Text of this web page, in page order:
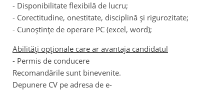
- Disponibilitate flexibilă de lucru;
- Corectitudine, onestitate, disciplină şi rigurozitate;
- Cunoştinţe de operare PC (excel, word);
Abilităţi opţionale care ar avantaja candidatul
- Permis de conducere
Recomandările sunt binevenite.
Depunere CV pe adresa de e-